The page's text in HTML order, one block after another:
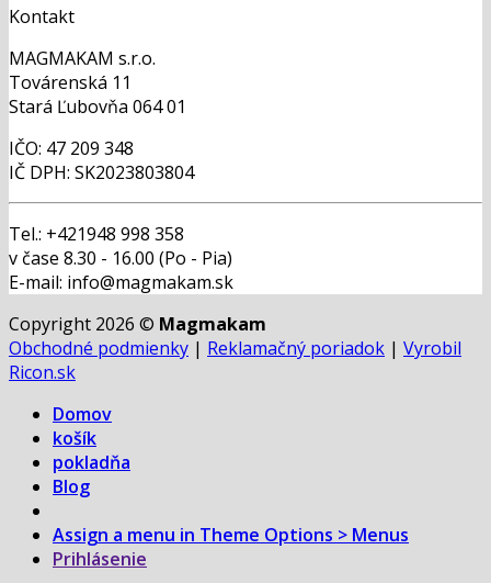
Kontakt
MAGMAKAM s.r.o.
Továrenská 11
Stará Ľubovňa 064 01
IČO: 47 209 348
IČ DPH: SK2023803804
Tel.: +421948 998 358
v čase 8.30 - 16.00 (Po - Pia)
E-mail: info@magmakam.sk
Copyright 2026 © Magmakam
Obchodné podmienky | Reklamačný poriadok | Vyrobil
Ricon.sk
Domov
košík
pokladňa
Blog
Assign a menu in Theme Options > Menus
Prihlásenie